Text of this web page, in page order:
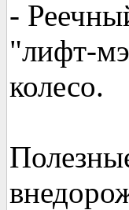
-
"лифт-
колесо.